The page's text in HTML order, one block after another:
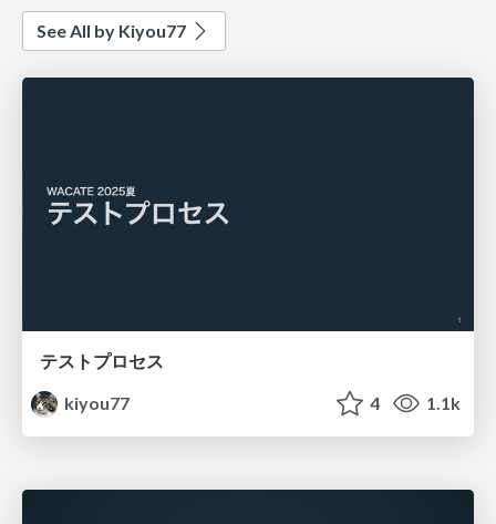
See All by Kiyou77
テストプロセス
kiyou77
4 1.1k